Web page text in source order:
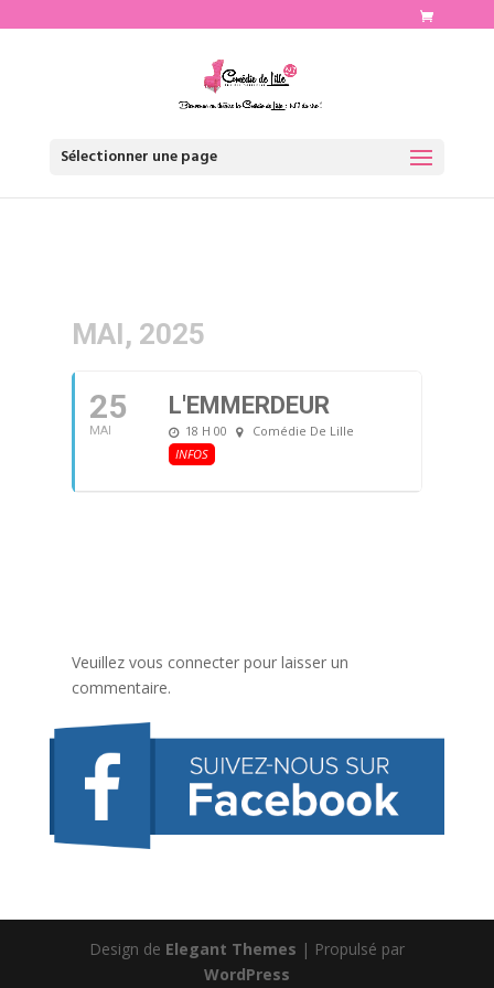
Sélectionner une page
MAI, 2025
25
MAI
L'EMMERDEUR
18 H 00
Comédie De Lille
INFOS
Veuillez vous connecter pour laisser un
commentaire.
Design de Elegant Themes | Propulsé par
WordPress